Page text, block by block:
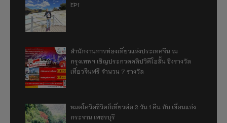
EP1
สำนักงานการท่องเที่ยวแห่งประเทศจีน ณ
กรุงเทพฯ เชิญประกวดคลิปวิดีโอสั้น ชิงรางวัล
เที่ยวจีนฟรี จำนวน 7 รางวัล
หมดโควิดชีวิตก็เที่ยวต่อ 2 วัน 1 คืน กับ เขื่อนแก่ง
กระจาน เพชรบุรี